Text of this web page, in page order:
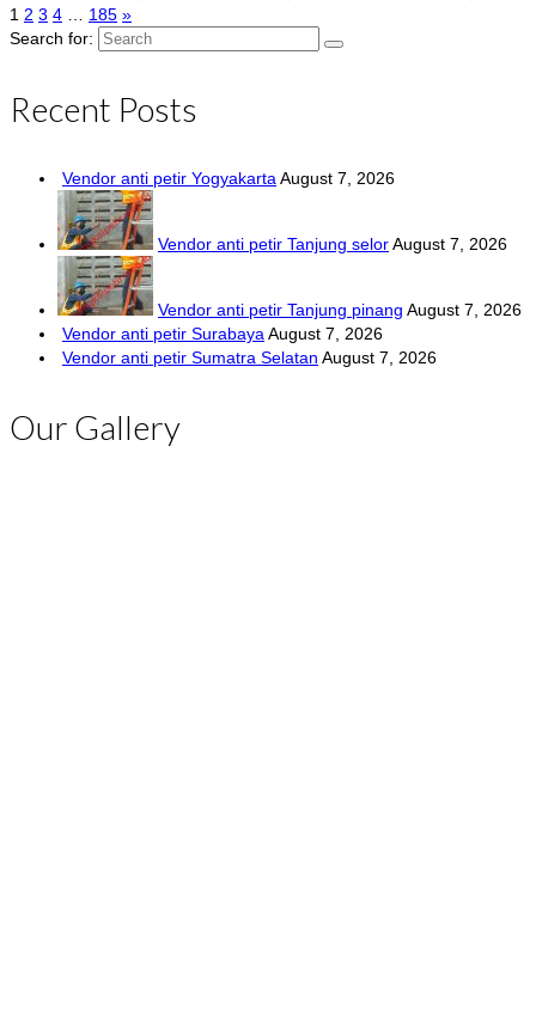
1 2 3 4 … 185 »
Search for:
Recent Posts
Vendor anti petir YogyakartaAugust 7, 2026
Vendor anti petir Tanjung selorAugust 7, 2026
Vendor anti petir Tanjung pinang August 7, 2026
Vendor anti petir SurabayaAugust 7, 2026
Vendor anti petir Sumatra Selatan August 7, 2026
Our Gallery